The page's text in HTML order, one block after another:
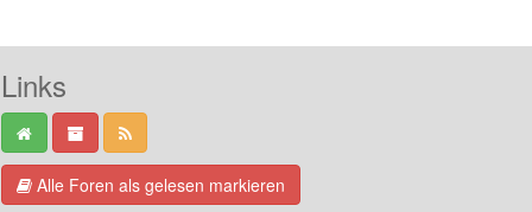
Links
Alle Foren als gelesen markieren